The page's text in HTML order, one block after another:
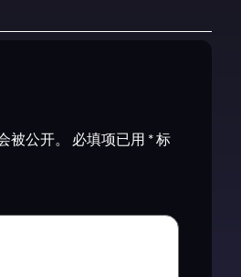
被公开。 必填项已用 *标